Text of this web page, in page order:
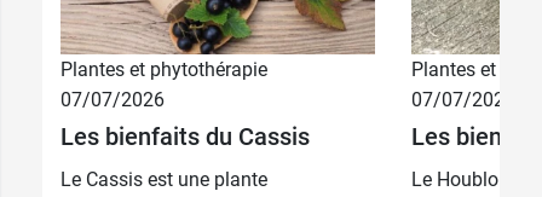
Plantes et phytothérapie
07/07/2026
Les bienfaits du Cassis
Le Cassis est une plante
Plantes et
07/07/2026
Les
Le Houblon,